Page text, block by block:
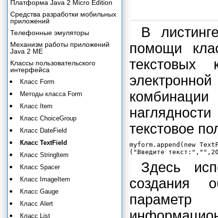
В
помощи
текстовых
текстовое
myform.append(new
Здесь
создания
параметр
Платформа Java 2 Micro Edition
Средства разработки мобильных
приложений
Телефонные эмуляторы
Механизм работы приложений
Java 2 ME
Классы пользовательского
интерфейса
Класс Form
Методы класса Form
Класс Item
Класс ChoiceGroup
Класс DateField
Класс TextField
Класс Stringltem
Класс Spacer
Класс ImageItem
Класс Gauge
Класс Alert
Класс List